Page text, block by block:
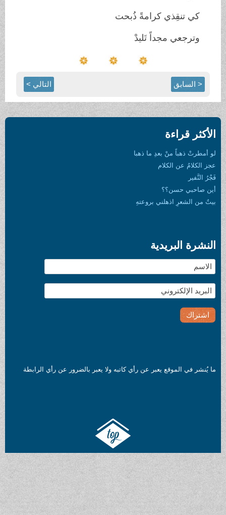
كي تنقِذي كرامةً ذُبحت
وترجعي مجداً تَليدْ
< السابق التالي >
الأكثر قراءة
لو أمطرتْ ذهباً منْ بعدِ ما ذهبا
عجز الكلامُ عن الكلام
فَجْرُ النَّفير
أين صاحبي حسن؟؟
بيتٌ من الشعرِ اذهلني بروعتهِ
النشرة البريدية
ما يُنشر في الموقع يعبر عن رأي كاتبه ولا يعبر بالضرور عن رأي الرابطة